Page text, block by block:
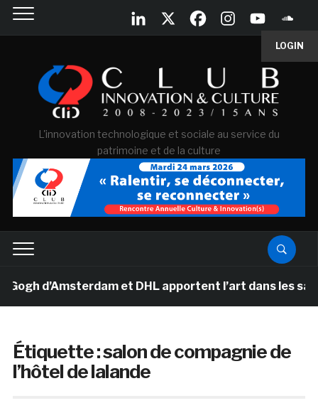
LOGIN
L'innovation technologique et sociale au service du
patrimoine et de la culture
d’Amsterdam et DHL apportent l’art dans les salles
Étiquette :salon de compagnie de
l’hôtel de lalande